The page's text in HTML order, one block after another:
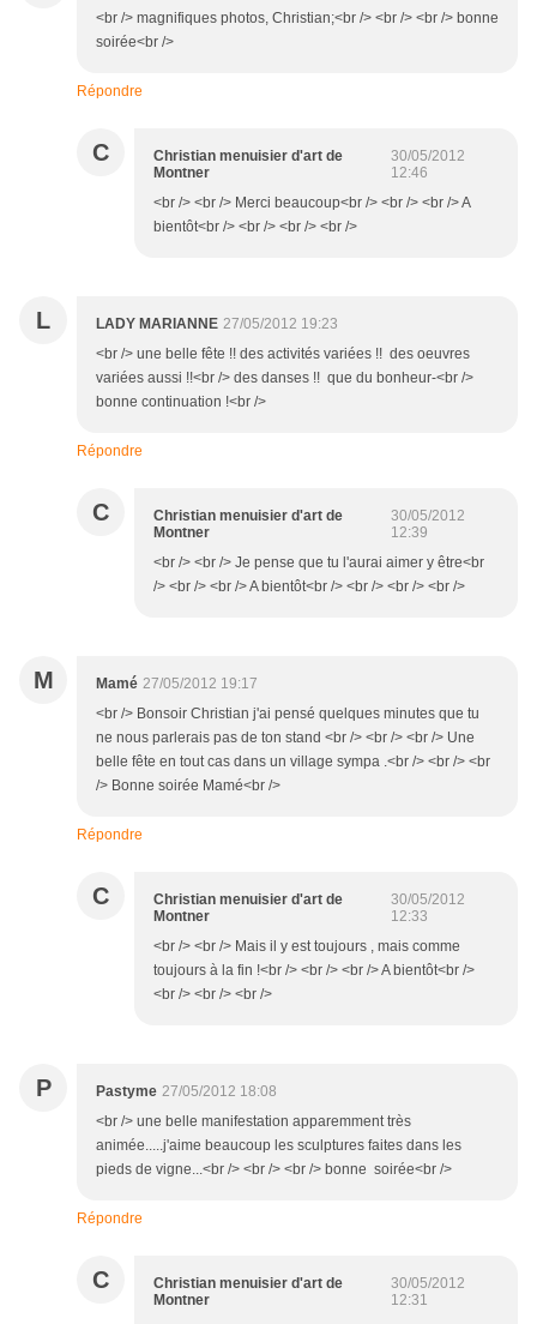
<br /> magnifiques photos, Christian;<br /> <br /> <br /> bonne
soirée<br />
Répondre
C
Christian menuisier d'art de
Montner
30/05/2012
12:46
<br /> <br /> Merci beaucoup<br /> <br /> <br /> A
bientôt<br /> <br /> <br /> <br />
L LADY MARIANNE 27/05/2012 19:23
<br /> une belle fête !! des activités variées !! des oeuvres
variées aussi !!<br /> des danses !! que du bonheur-<br />
bonne continuation !<br />
Répondre
C
Christian menuisier d'art de
Montner
30/05/2012
12:39
<br /> <br /> Je pense que tu l'aurai aimer y être<br
/> <br /> <br /> A bientôt<br /> <br /> <br /> <br />
M Mamé 27/05/2012 19:17
<br /> Bonsoir Christian j'ai pensé quelques minutes que tu
ne nous parlerais pas de ton stand <br /> <br /> <br /> Une
belle fête en tout cas dans un village sympa .<br /> <br /> <br
/> Bonne soirée Mamé<br />
Répondre
C
Christian menuisier d'art de
Montner
30/05/2012
12:33
<br /> <br /> Mais il y est toujours , mais comme
toujours à la fin !<br /> <br /> <br /> A bientôt<br />
<br /> <br /> <br />
P Pastyme 27/05/2012 18:08
<br /> une belle manifestation apparemment très
animée.....j'aime beaucoup les sculptures faites dans les
pieds de vigne...<br /> <br /> <br /> bonne soirée<br />
Répondre
C
Christian menuisier d'art de
Montner
30/05/2012
12:31